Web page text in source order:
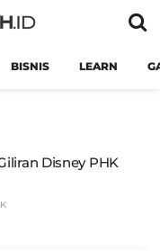
BISNIS LEARN
Disney PHK